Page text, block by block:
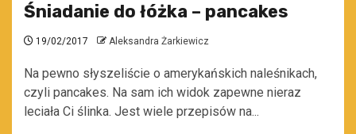
Śniadanie do łóżka – pancakes
19/02/2017 Aleksandra Żarkiewicz
Na pewno słyszeliście o amerykańskich naleśnikach,
czyli pancakes. Na sam ich widok zapewne nieraz
leciała Ci ślinka. Jest wiele przepisów na...